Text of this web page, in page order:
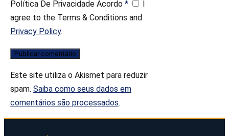
Política De Privacidade Acordo *
agree to the Terms & Conditions and
Privacy Policy.
Este site utiliza o Akismet para reduzir
spam. Saiba como seus dados em
comentários são processados.